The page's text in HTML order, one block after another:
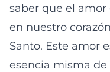
saber que el
en nuestro
Santo. Este amor
esencia misma de